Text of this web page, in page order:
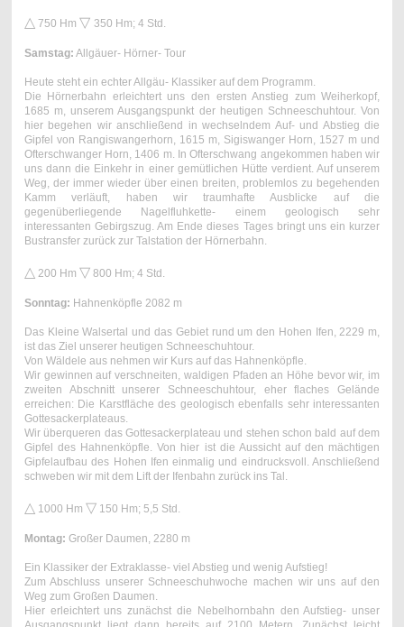
△ 750 Hm ▽ 350 Hm; 4 Std.
Samstag: Allgäuer- Hörner- Tour
Heute steht ein echter Allgäu- Klassiker auf dem Programm.
Die Hörnerbahn erleichtert uns den ersten Anstieg zum Weiherkopf,
1685 m, unserem Ausgangspunkt der heutigen Schneeschuhtour. Von
hier begehen wir anschließend in wechselndem Auf- und Abstieg die
Gipfel von Rangiswangerhorn, 1615 m, Sigiswanger Horn, 1527 m und
Ofterschwanger Horn, 1406 m. In Ofterschwang angekommen haben wir
uns dann die Einkehr in einer gemütlichen Hütte verdient. Auf unserem
Weg, der immer wieder über einen breiten, problemlos zu begehenden
Kamm verläuft, haben wir traumhafte Ausblicke auf die
gegenüberliegende Nagelfluhkette- einem geologisch sehr
interessanten Gebirgszug. Am Ende dieses Tages bringt uns ein kurzer
Bustransfer zurück zur Talstation der Hörnerbahn.
△ 200 Hm ▽800 Hm ; 4 Std.
Sonntag: Hahnenköpfle 2082 m
Das Kleine Walsertal und das Gebiet rund um den Hohen Ifen, 2229 m,
ist das Ziel unserer heutigen Schneeschuhtour.
Von Wäldele aus nehmen wir Kurs auf das Hahnenköpfle.
Wir gewinnen auf verschneiten, waldigen Pfaden an Höhe bevor wir, im
zweiten Abschnitt unserer Schneeschuhtour, eher flaches Gelände
erreichen: Die Karstfläche des geologisch ebenfalls sehr interessanten
Gottesackerplateaus.
Wir überqueren das Gottesackerplateau und stehen schon bald auf dem
Gipfel des Hahnenköpfle. Von hier ist die Aussicht auf den mächtigen
Gipfelaufbau des Hohen Ifen einmalig und eindrucksvoll. Anschließend
schweben wir mit dem Lift der Ifenbahn zurück ins Tal.
△ 1000 Hm ▽150 Hm ; 5,5 Std.
Montag: Großer Daumen, 2280 m
Ein Klassiker der Extraklasse- viel Abstieg und wenig Aufstieg!
Zum Abschluss unserer Schneeschuhwoche machen wir uns auf den
Weg zum Großen Daumen.
Hier erleichtert uns zunächst die Nebelhornbahn den Aufstieg- unser